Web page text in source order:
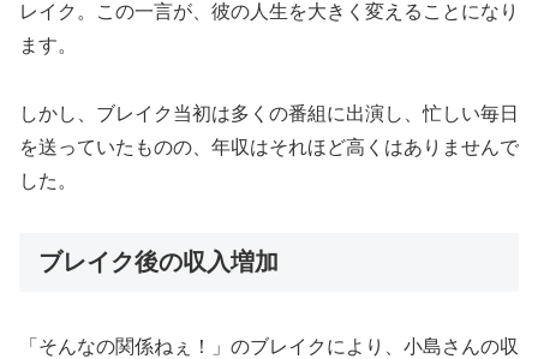
レイク。この一言が、彼の人生を大きく変えることになり
ます。
しかし、ブレイク当初は多くの番組に出演し、忙しい毎日
を送っていたものの、年収はそれほど高くはありませんで
した。
ブレイク後の収入増加
「そんなの関係ねぇ！」のブレイクにより、小島さんの収